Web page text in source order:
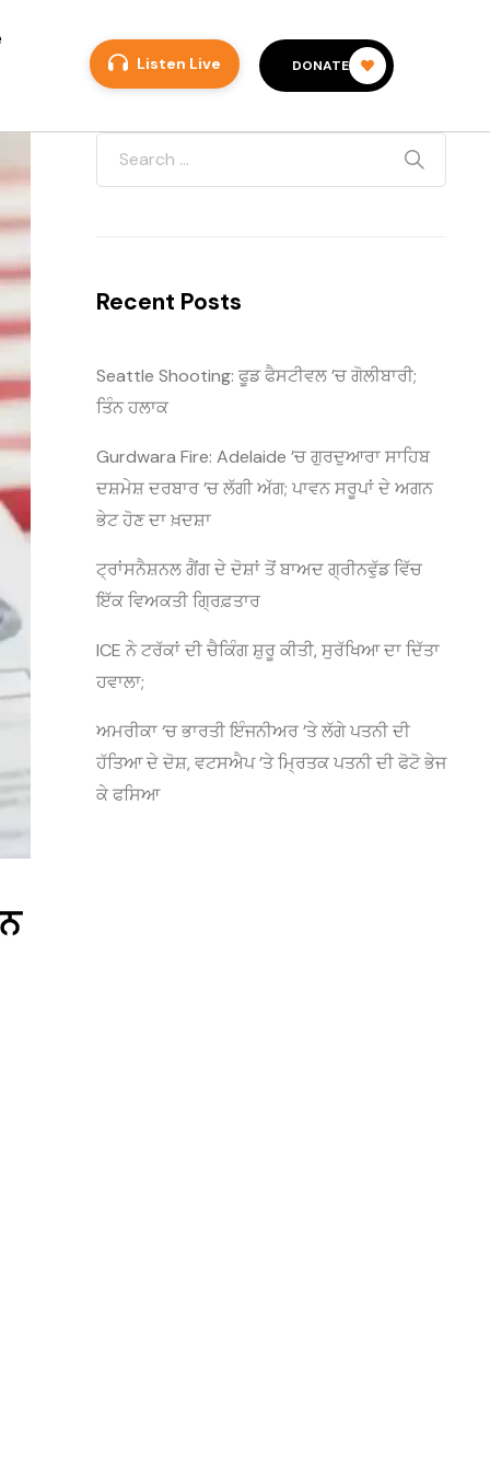
Listen Live DONATE
Recent Posts
Seattle Shooting: ਫੂਡ ਫੈਸਟੀਵਲ ’ਚ ਗੋਲੀਬਾਰੀ;
ਤਿੰਨ ਹਲਾਕ
Gurdwara Fire: Adelaide ’ਚ ਗੁਰਦੁਆਰਾ ਸਾਹਿਬ
ਦਸ਼ਮੇਸ਼ ਦਰਬਾਰ ’ਚ ਲੱਗੀ ਅੱਗ; ਪਾਵਨ ਸਰੂਪਾਂ ਦੇ ਅਗਨ
ਭੇਟ ਹੋਣ ਦਾ ਖ਼ਦਸ਼ਾ
ਟ੍ਰਾਂਸਨੈਸ਼ਨਲ ਗੈਂਗ ਦੇ ਦੋਸ਼ਾਂ ਤੋਂ ਬਾਅਦ ਗ੍ਰੀਨਵੁੱਡ ਵਿੱਚ
ਇੱਕ ਵਿਅਕਤੀ ਗ੍ਰਿਫ਼ਤਾਰ
ICE ਨੇ ਟਰੱਕਾਂ ਦੀ ਚੈਕਿੰਗ ਸ਼ੁਰੂ ਕੀਤੀ, ਸੁਰੱਖਿਆ ਦਾ ਦਿੱਤਾ
ਹਵਾਲਾ;
ਅਮਰੀਕਾ ‘ਚ ਭਾਰਤੀ ਇੰਜਨੀਅਰ ’ਤੇ ਲੱਗੇ ਪਤਨੀ ਦੀ
ਹੱਤਿਆ ਦੇ ਦੋਸ਼, ਵਟਸਐਪ ’ਤੇ ਮ੍ਰਿਤਕ ਪਤਨੀ ਦੀ ਫੋਟੋ ਭੇਜ
ਕੇ ਫਸਿਆ